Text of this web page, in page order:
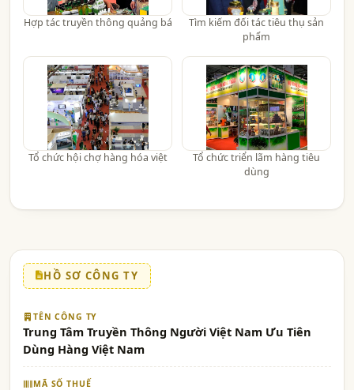
Hợp tác truyền thông quảng bá
Tìm kiếm đối tác tiêu thụ sản
phẩm
Tổ chức hội chợ hàng hóa việt
Tổ chức triển lãm hàng tiêu
dùng
HỒ SƠ CÔNG TY
TÊN CÔNG TY
Trung Tâm Truyền Thông Người Việt Nam Ưu Tiên
Dùng Hàng Việt Nam
MÃ SỐ THUẾ